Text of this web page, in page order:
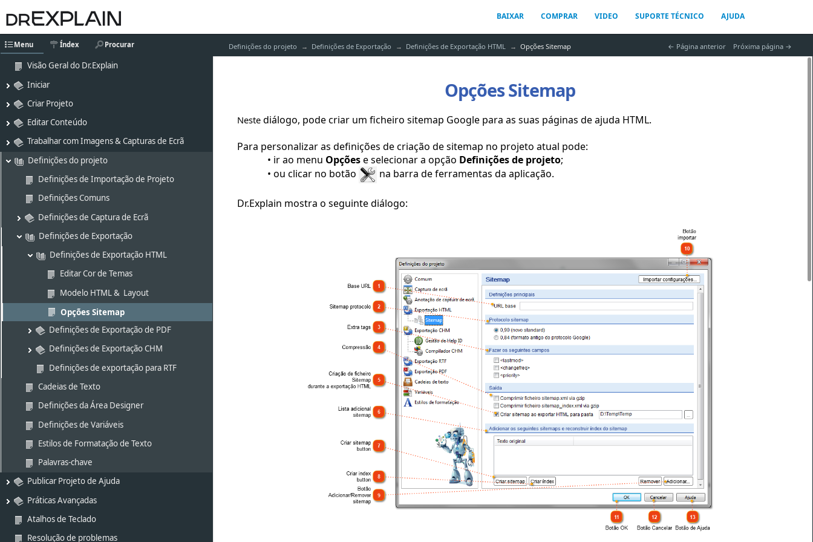
BAIXAR COMPRAR VIDEO SUPORTE TÉCNICO AJUDA
Menu Índex Procurar
Visão Geral do Dr.Explain
Iniciar
Criar Projeto
Editar Conteúdo
Trabalhar com Imagens & Capturas de Ecrã
Definições do projeto
Definições de Importação de Projeto
Definições Comuns
Definições de Captura de Ecrã
Definições de Exportação
Definições de Exportação HTML
Editar Cor de Temas
Modelo HTML &  Layout
Opções Sitemap
Definições de Exportação de PDF
Definições de Exportação CHM
Definições de exportação para RTF
Cadeias de Texto
Definições da Área Designer
Definições de Variáveis
Estilos de Formatação de Texto
Palavras-chave
Publicar Projeto de Ajuda
Práticas Avançadas
Atalhos de Teclado
Resolução de problemas
Definições do projeto Definições de Exportação Definições de Exportação HTML Opções Sitemap Página anterior Próxima página
Opções Sitemap
Neste diálogo, pode criar um ficheiro sitemap Google para as suas páginas de ajuda HTML.
Para personalizar as definições de criação de sitemap no projeto atual pode:
ir ao menu Opçõese selecionar a opção Definições de projeto;
ou clicar no botão
na barra de ferramentas da aplicação.
Dr.Explain mostra o seguinte diálogo: